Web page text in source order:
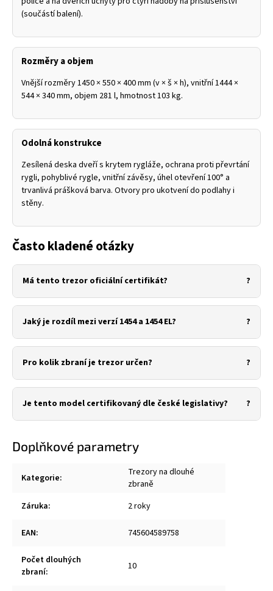
(součástí balení).
Rozměry a objem
Vnější rozměry 1450 × 550 × 400 mm (v × š × h), vnitřní 1444 ×
544 × 340 mm, objem 281 l, hmotnost 103 kg.
Odolná konstrukce
Zesílená deska dveří s krytem rygláže, ochrana proti převrtání
rygli, pohyblivé rygle, vnitřní závěsy, úhel otevření 100° a
trvanlivá prášková barva. Otvory pro ukotvení do podlahy i
stěny.
Často kladené otázky
Má tento trezor oficiální certifikát?
Jaký je rozdíl mezi verzí 1454 a 1454 EL?
Pro kolik zbraní je trezor určen?
Je tento model certifikovaný dle české legislativy?
Doplňkové parametry
Kategorie:
Trezory na dlouhé
zbraně
Záruka: 2 roky
EAN: 745604589758
Počet dlouhých
zbraní: 10